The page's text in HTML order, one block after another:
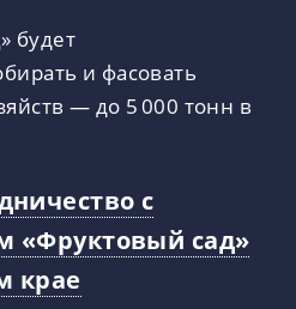
будет
и фасовать
— до 5 000 тонн в
с
«Фруктовый сад»
крае